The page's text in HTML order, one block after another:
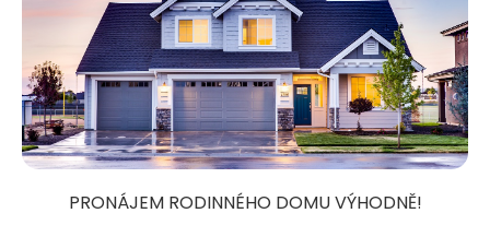
PRONÁJEM RODINNÉHO DOMU VÝHODNĚ!